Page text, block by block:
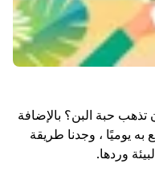
حبة البن؟ بالإضافة
به يوميًا ، وجدنا طريقة
وردها.